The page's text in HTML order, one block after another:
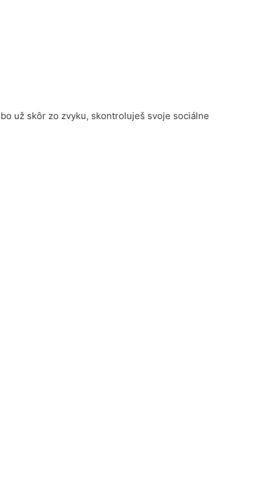
už skôr zo zvyku, skontroluješ svoje sociálne